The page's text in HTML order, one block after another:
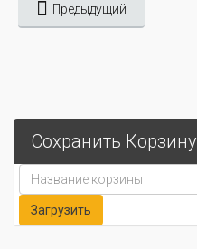
Предыдущий
Сохранить Корзину